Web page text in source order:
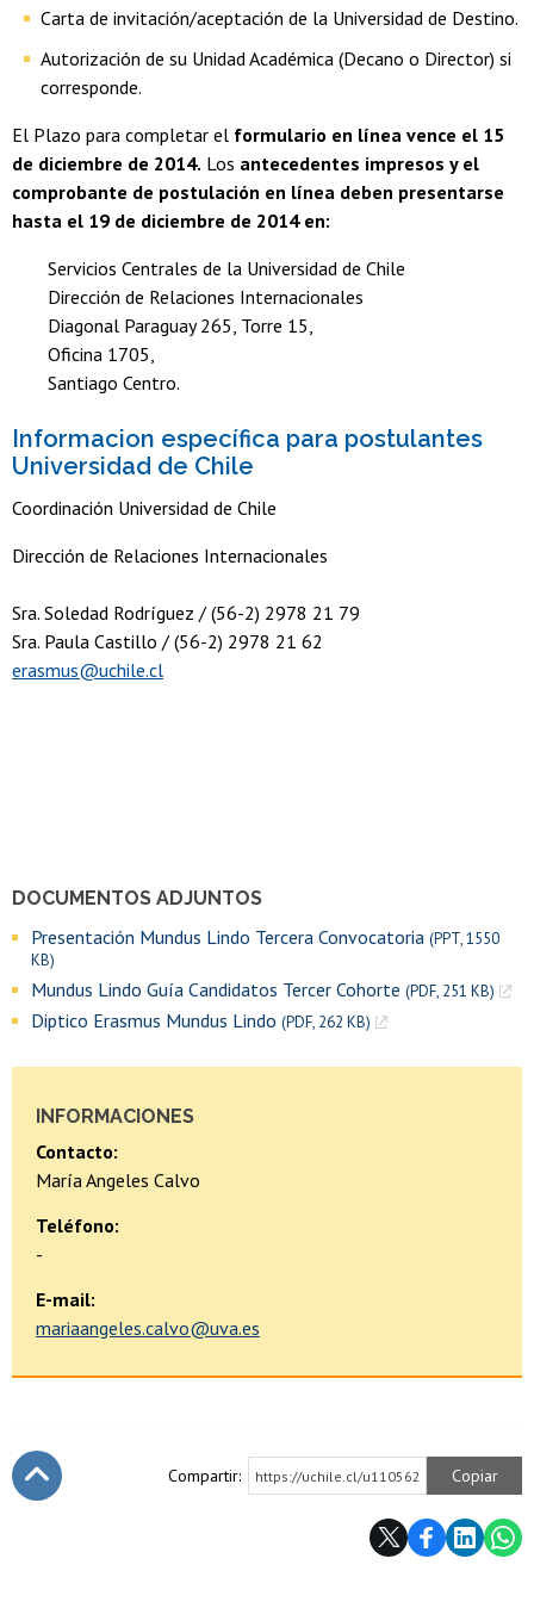
DOCUMENTOS ADJUNTOS
Presentación Mundus Lindo Tercera Convocatoria (PPT, 1550
KB)
Mundus Lindo Guía Candidatos Tercer Cohorte (PDF, 251 KB)
Diptico Erasmus Mundus Lindo (PDF, 262 KB)
INFORMACIONES
Contacto:
María Angeles Calvo
Teléfono:
-
E-mail:
mariaangeles.calvo@uva.es
Carta de invitación/aceptación de la Universidad de Destino.
Autorización de su Unidad Académica (Decano o Director) si
corresponde.
El Plazo para completar el formulario en línea vence el 15
de diciembre de 2014. Los antecedentes impresos y el
comprobante de postulación en línea deben presentarse
hasta el 19 de diciembre de 2014 en:
Servicios Centrales de la Universidad de Chile
Dirección de Relaciones Internacionales
Diagonal Paraguay 265, Torre 15,
Oficina 1705,
Santiago Centro.
Informacion específica para postulantes
Universidad de Chile
Coordinación Universidad de Chile
Dirección de Relaciones Internacionales
Sra. Soledad Rodríguez / (56-2) 2978 21 79
Sra. Paula Castillo / (56-2) 2978 21 62
erasmus@uchile.cl
Compartir: https://uchile.cl/u110562 Copiar